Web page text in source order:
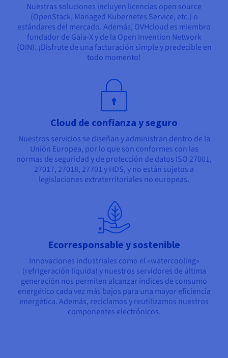
Nuestras soluciones incluyen licencias open source
(OpenStack, Managed Kubernetes Service, etc.) o
estándares del mercado. Además, OVHcloud es miembro
fundador de Gaia-X y de la Open Invention Network
(OIN). ¡Disfrute de una facturación simple y predecible en
todo momento!
Cloud de confianza y seguro
Nuestros servicios se diseñan y administran dentro de la
Unión Europea, por lo que son conformes con las
normas de seguridad y de protección de datos ISO 27001,
27017, 27018, 27701 y HDS, y no están sujetos a
legislaciones extraterritoriales no europeas.
Ecorresponsable y sostenible
Innovaciones industriales como el «watercooling»
(refrigeración líquida) y nuestros servidores de última
generación nos permiten alcanzar índices de consumo
energético cada vez más bajos para una mayor eficiencia
energética. Además, reciclamos y reutilizamos nuestros
componentes electrónicos.